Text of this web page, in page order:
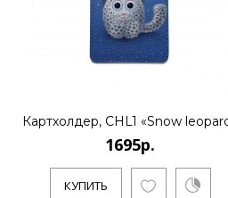
Картхолдер, CHL1 «Snow
1695р.
КУПИТЬ